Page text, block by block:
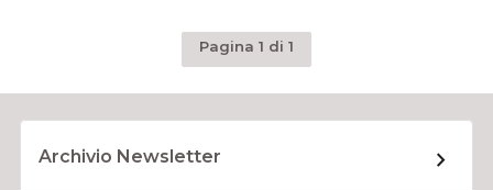
Pagina 1 di 1
Archivio Newsletter